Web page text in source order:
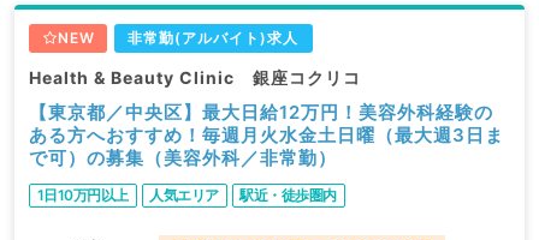
NEW 非常勤(アルバイト)求人
Health & Beauty Clinic 銀座コクリコ
【東京都／中央区】最大日給12万円！美容外科経験の
ある方へおすすめ！毎週月火水金土日曜（最大週3日ま
で可）の募集（美容外科／非常勤）
1日10万円以上 人気エリア 駅近・徒歩圏内